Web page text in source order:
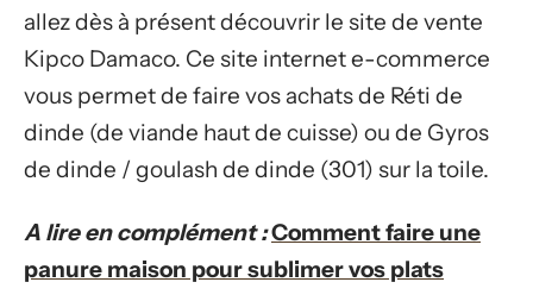
allez dès à présent découvrir le site de vente
Kipco Damaco. Ce site internet e-commerce
vous permet de faire vos achats de Réti de
dinde (de viande haut de cuisse) ou de Gyros
de dinde / goulash de dinde (301) sur la toile.
A lire en complément :Comment faire une
panure maison pour sublimer vos plats